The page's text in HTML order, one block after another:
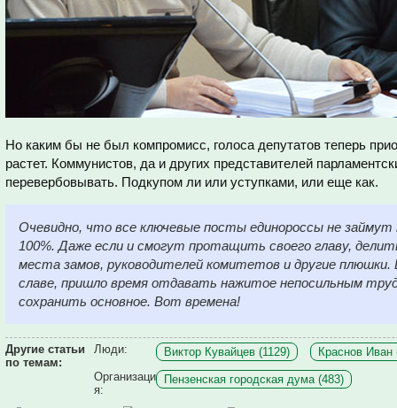
Но каким бы не был компромисс, голоса депутатов теперь
растет. Коммунистов, да и других представителей
перевербовывать. Подкупом ли или уступками, или еще как.
Очевидно, что все ключевые посты единороссы не
100%. Даже если и смогут протащить своего главу,
места замов, руководителей комитетов и другие плюшки.
славе, пришло время отдавать нажитое непосильным
сохранить основное. Вот времена!
Другие статьи
по темам:
Люди: Виктор Кувайцев (1129)
Краснов Иван
Организаци
я:
Пензенская городская дума (483)